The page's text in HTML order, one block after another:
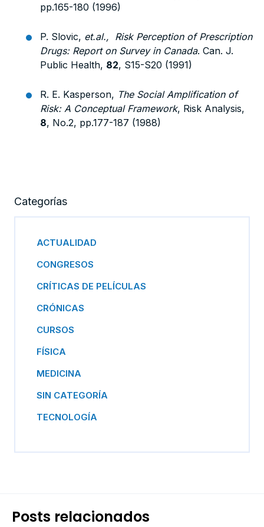
Categorías
ACTUALIDAD
CONGRESOS
CRÍTICAS DE PELÍCULAS
CRÓNICAS
CURSOS
FÍSICA
MEDICINA
SIN CATEGORÍA
TECNOLOGÍA
pp.165-180 (1996)
P. Slovic, et.al., Risk Perception of Prescription
Drugs: Report on Survey in Canada. Can. J.
Public Health, 82, S15-S20 (1991)
R. E. Kasperson, The Social Amplification of
Risk: A Conceptual Framework, Risk Analysis,
8, No.2, pp.177-187 (1988)
Posts relacionados